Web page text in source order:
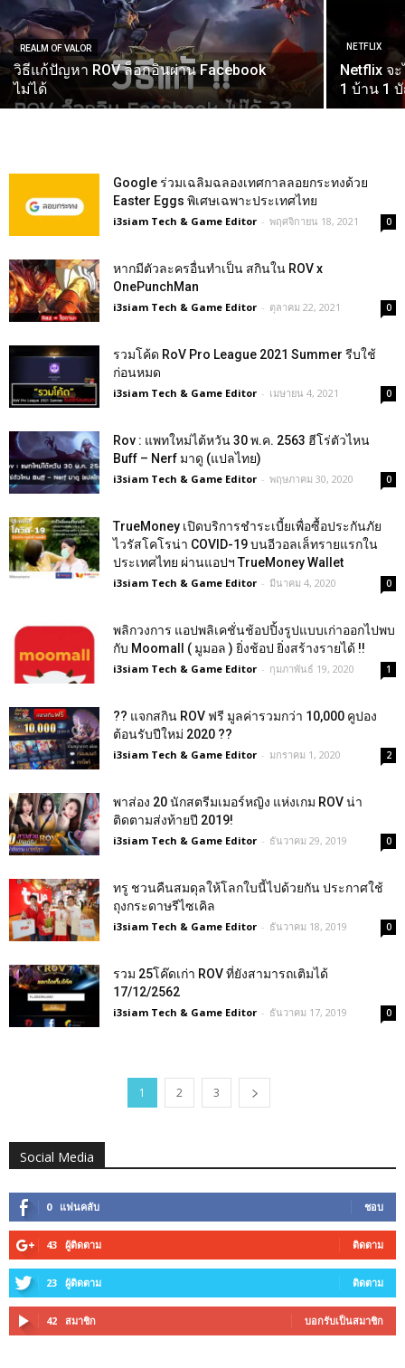
REALM OF VALOR
วิธีแก้ปัญหา ROV ล็อกอินผ่าน Facebook
ไม่ได้
NETFLIX
Netflix จ
1 บ้าน 1
Google ร่วมเฉลิมฉลองเทศกาลลอยกระทงด้วย
Easter Eggs พิเศษเฉพาะประเทศไทย
i3siam Tech & Game Editor - พฤศจิกายน 18, 2021 0
หากมีตัวละครอื่นทำเป็น สกินใน ROV x
OnePunchMan
i3siam Tech & Game Editor - ตุลาคม 22, 2021 0
รวมโค้ด RoV Pro League 2021 Summer รีบใช้
ก่อนหมด
i3siam Tech & Game Editor - เมษายน 4, 2021 0
Rov : แพทใหม่ไต้หวัน 30 พ.ค. 2563 ฮีโร่ตัวไหน
Buff – Nerf มาดู (แปลไทย)
i3siam Tech & Game Editor - พฤษภาคม 30, 2020 0
TrueMoney เปิดบริการชำระเบี้ยเพื่อซื้อประกันภัย
ไวรัสโคโรน่า COVID-19 บนอีวอลเล็ทรายแรกใน
ประเทศไทย ผ่านแอปฯ TrueMoney Wallet
i3siam Tech & Game Editor - มีนาคม 4, 2020 0
พลิกวงการ แอปพลิเคชั่นช้อปปิ้งรูปแบบเก่าออกไปพบ
กับ Moomall ( มูมอล ) ยิ่งช้อป ยิ่งสร้างรายได้ !!
i3siam Tech & Game Editor - กุมภาพันธ์ 19, 2020 1
?? แจกสกิน ROV ฟรี มูลค่ารวมกว่า 10,000 คูปอง
ต้อนรับปีใหม่ 2020 ??
i3siam Tech & Game Editor - มกราคม 1, 2020 2
พาส่อง 20 นักสตรีมเมอร์หญิง แห่งเกม ROV น่า
ติดตามส่งท้ายปี 2019!
i3siam Tech & Game Editor - ธันวาคม 29, 2019 0
ทรู ชวนคืนสมดุลให้โลกใบนี้ไปด้วยกัน ประกาศใช้
ถุงกระดาษรีไซเคิล
i3siam Tech & Game Editor - ธันวาคม 18, 2019 0
รวม 25โค๊ดเก่า ROV ที่ยังสามารถเติมได้
17/12/2562
i3siam Tech & Game Editor - ธันวาคม 17, 2019 0
1 2 3
Social Media
0 แฟนคลับ ชอบ
43 ผู้ติดตาม ติดตาม
23 ผู้ติดตาม ติดตาม
42 สมาชิก บอกรับเป็นสมาชิก